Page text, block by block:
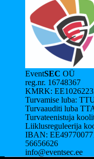
EventSEC OÜ
reg.nr. 16748367
KMRK:
Turvamise luba:
Turvaauditi luba
Turvateenistuja
Liiklusreguleerija
IBAN:
56656626
info@eventsec.ee